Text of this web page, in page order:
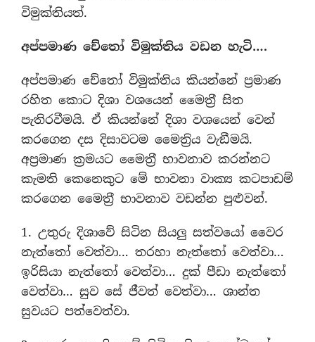
විමුක්තියත්.
අප්පමාණ චේතෝ විමුක්තිය වඩන හැටි….
අප්පමාණ චේතෝ විමුක්තිය කියන්නේ ප‍්‍රමාණ
රහිත කොට දිශා වශයෙන් මෛත‍්‍රී සිත
පැතිරවීමයි. ඒ කියන්නේ දිශා වශයෙන් වෙන්
කරගෙන දස දිසාවටම මෛත‍්‍රිය වැඞීමයි.
අප‍්‍රමාණ ක‍්‍රමයට මෛත‍්‍රී භාවනාව කරන්නට
කැමති කෙනෙකුට මේ භාවනා වාක්‍ය කටපාඩම්
කරගෙන මෛත‍්‍රී භාවනාව වඩන්න පුළුවන්.
1. උතුරු දිශාවේ සිටින සියලු සත්වයෝ වෛර
නැත්තෝ වෙත්වා… තරහා නැත්තෝ වෙත්වා…
ඉරිසියා නැත්තෝ වෙත්වා… දුක් පීඩා නැත්තෝ
වෙත්වා… සුව සේ ජීවත් වෙත්වා… ශාන්ත
සුවයට පත්වෙත්වා.